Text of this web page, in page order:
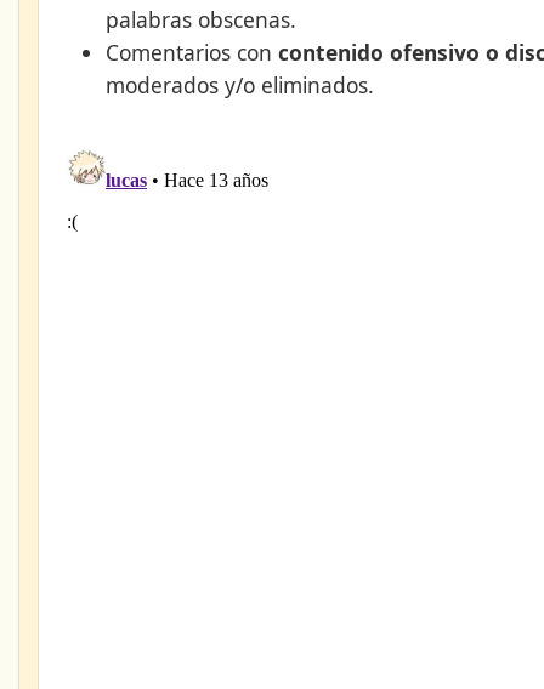
palabras obscenas.
Comentarios con contenido ofensivo o
moderados y/o eliminados.